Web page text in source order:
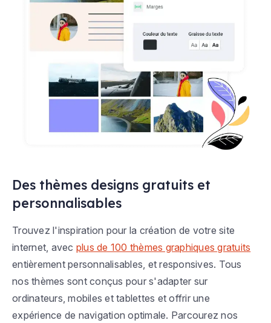
Des thèmes designs gratuits et
personnalisables
Trouvez l'inspiration pour la création de votre site
internet, avec plus de 100 thèmes graphiques gratuits
entièrement personnalisables, et responsives. Tous
nos thèmes sont conçus pour s'adapter sur
ordinateurs, mobiles et tablettes et offrir une
expérience de navigation optimale. Parcourez nos